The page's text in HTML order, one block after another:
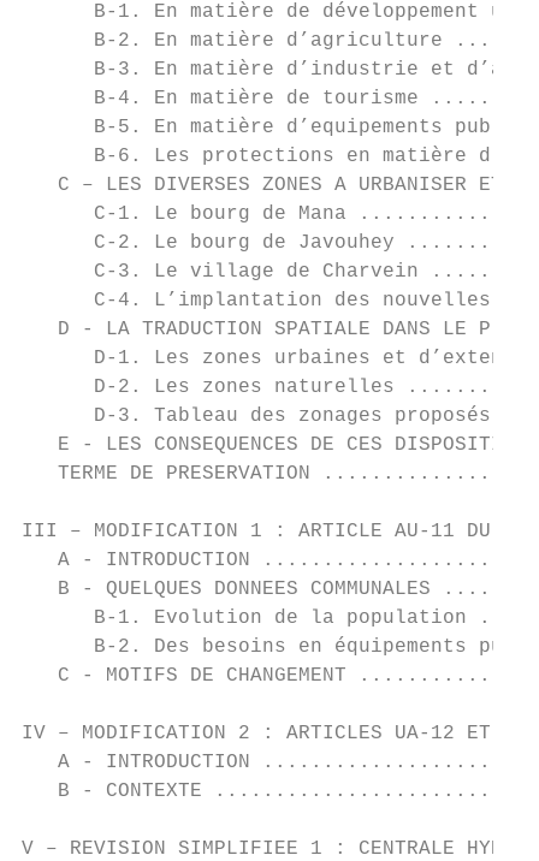
B-1. En matière de développement
B-2. En matière d’agriculture
B-3. En matière d’industrie et
B-4. En matière de tourisme
B-5. En matière d’equipements
B-6. Les protections en matière
C – LES DIVERSES ZONES A URBANISER ET
C-1. Le bourg de Mana
C-2. Le bourg de Javouhey
C-3. Le village de Charvein
C-4. L’implantation des nouvelles
D - LA TRADUCTION SPATIALE DANS LE
D-1. Les zones urbaines et
D-2. Les zones naturelles
D-3. Tableau des zonages proposés
E - LES CONSEQUENCES DE CES
TERME DE PRESERVATION
III – MODIFICATION 1 : ARTICLE
A - INTRODUCTION
B - QUELQUES DONNEES COMMUNALES
B-1. Evolution de la population
B-2. Des besoins en équipements
C - MOTIFS DE CHANGEMENT
IV – MODIFICATION 2 : ARTICLES
A - INTRODUCTION
B - CONTEXTE
V – REVISION SIMPLIFIEE 1 : CENTRALE